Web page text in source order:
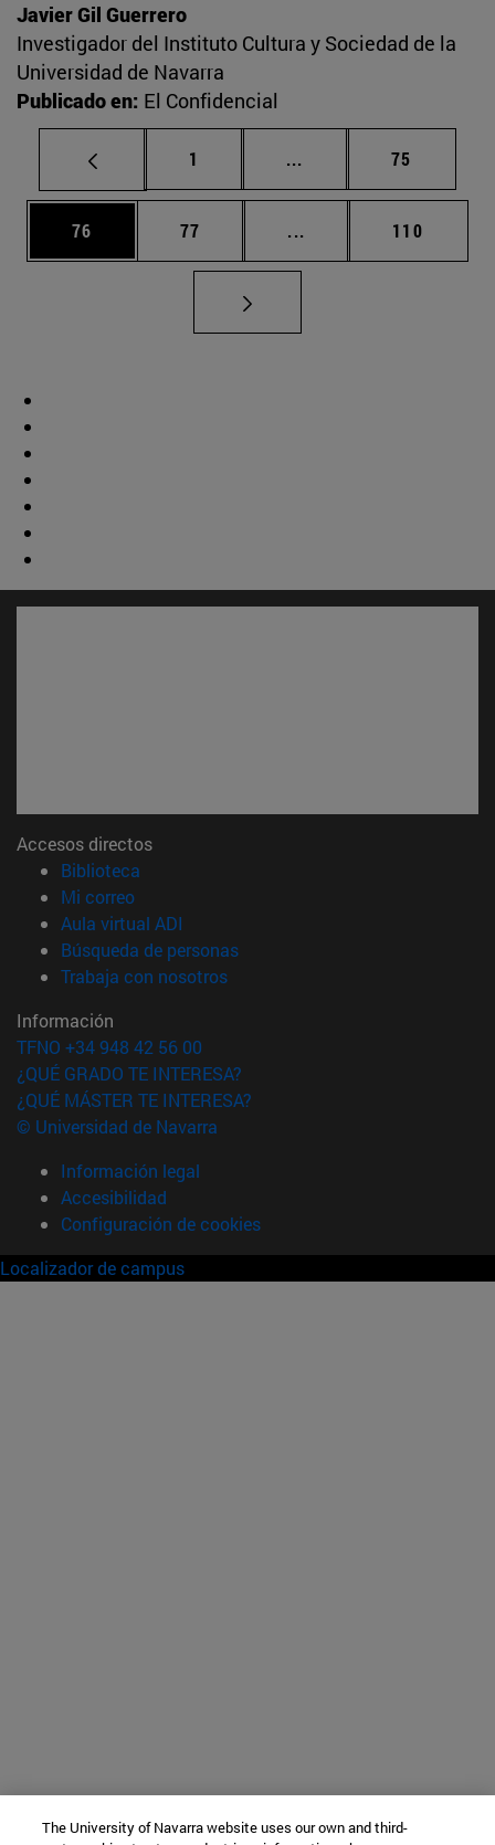
Javier Gil Guerrero
Investigador del Instituto Cultura y Sociedad de la
Universidad de Navarra
Publicado en: El Confidencial
Página
1 ... Páginas intermedias
Página
75
Página
76 Página
77 ... Páginas intermedias
Página
110
Accesos directos
Biblioteca
Mi correo(abre en nueva ventana)
Aula virtual ADI
Búsqueda de personas(abre en nueva ventana)
Trabaja con nosotros(abre en nueva ventana)
Información
TFNO +34 948 42 56 00
¿QUÉ GRADO TE INTERESA?
¿QUÉ MÁSTER TE INTERESA?
© Universidad de Navarra
Información legal
Accesibilidad
Configuración de cookies
Localizador de campus
The University of Navarra website uses our own and third-